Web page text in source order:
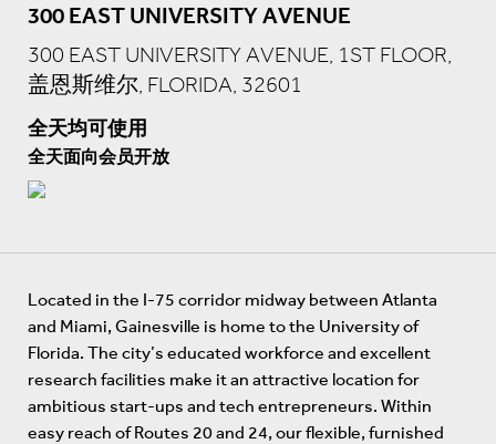
300 EAST UNIVERSITY AVENUE
300 EAST UNIVERSITY AVENUE, 1ST FLOOR,
盖恩斯维尔, FLORIDA, 32601
全天均可使用
全天面向会员开放
Located in the I-75 corridor midway between Atlanta
and Miami, Gainesville is home to the University of
Florida. The city’s educated workforce and excellent
research facilities make it an attractive location for
ambitious start-ups and tech entrepreneurs. Within
easy reach of Routes 20 and 24, our flexible, furnished